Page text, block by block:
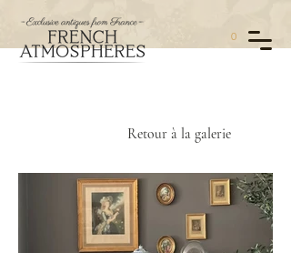
0
Retour à la galerie